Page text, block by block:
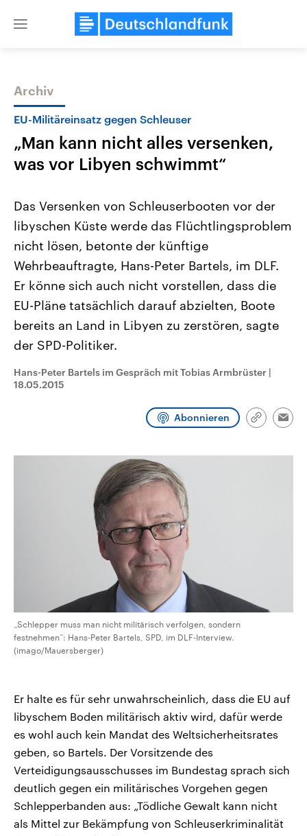
Close
Themen
Landtagswahl Sachsen-Anhalt
2026
Alle Informationen
Sachsen-Anhalt wählt am 6.
September 2026 einen neuen
Landtag. Seit 2021 wird das
Bundesland von einer Koalition aus
Umfragen, Prognosen,
Wahlprogramme, aktuelle Berichte
und Hintergründe zu den Parteien
Wahl.
USA
Aktuelle Beiträge,
Hintergründe
Wirtschaftlich und
gehören die Vereinigten
den mächtigsten Ländern
mit großem Einfluss auf
Sendungen Programm
Audio-Archiv
Archiv
EU-Militäreinsatz gegen Schleuser
„Man kann nicht alles versenken,
was vor Libyen schwimmt“
Das Versenken von Schleuserbooten vor der
libyschen Küste werde das Flüchtlingsproblem
nicht lösen, betonte der künftige
Wehrbeauftragte, Hans-Peter Bartels, im DLF.
Er könne sich auch nicht vorstellen, dass die
EU-Pläne tatsächlich darauf abzielten, Boote
bereits an Land in Libyen zu zerstören, sagte
der SPD-Politiker.
Hans-Peter Bartels im Gespräch mit Tobias Armbrüster |
18.05.2015
Abonnieren
Link
„Schlepper muss man nicht militärisch verfolgen, sondern
festnehmen“: Hans-Peter Bartels, SPD, im DLF-Interview.
(imago/Mauersberger)
Er halte es für sehr unwahrscheinlich, dass die EU auf
libyschem Boden militärisch aktiv wird, dafür werde
es wohl auch kein Mandat des Weltsicherheitsrates
geben, so Bartels. Der Vorsitzende des
Verteidigungsausschusses im Bundestag sprach sich
deutlich gegen ein militärisches Vorgehen gegen
Schlepperbanden aus: „Tödliche Gewalt kann nicht
als Mittel zur Bekämpfung von Schleuserkriminalität